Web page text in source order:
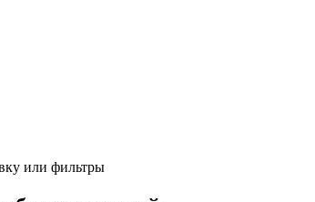
или фильтры